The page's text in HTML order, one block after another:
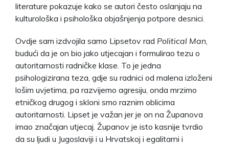
literature pokazuje kako se autori često oslanjaju na
kulturološka i psihološka objašnjenja potpore desnici.
Ovdje sam izdvojila samo Lipsetov rad Political Man
budući da je on bio jako utjecajan i formulirao tezu o
autoritarnosti radničke klase. To je jedna
psihologizirana teza, gdje su radnici od malena izloženi
lošim uvjetima, pa razvijemo agresiju, onda mrzimo
etničkog drugog i skloni smo raznim oblicima
autoritarnosti. Lipset je važan jer je on na Županova
imao značajan utjecaj. Županov je isto kasnije tvrdio
da su ljudi u Jugoslaviji i u Hrvatskoj i egalitarni i